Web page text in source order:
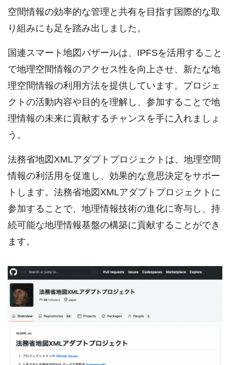
空間情報の効率的な管理と共有を目指す国際的な取
り組みにも足を踏み出しました。
国連スマート地図バザールは、IPFSを活用すること
で地理空間情報のアクセス性を向上させ、新たな地
理空間情報の利用方法を提供しています。プロジェ
クトの活動内容や目的を理解し、参加することで地
理情報の未来に貢献するチャンスを手に入れましょ
う。
法務省地図XMLアダプトプロジェクトは、地理空間
情報の利活用を促進し、効果的な意思決定をサポー
トします。法務省地図XMLアダプトプロジェクトに
参加することで、地理情報技術の進化に寄与し、持
続可能な地理情報基盤の構築に貢献することができ
ます。